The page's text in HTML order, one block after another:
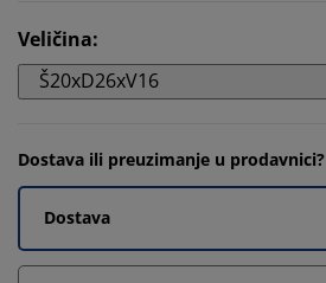
Veličina:
Š20xD26xV16
Dostava ili preuzimanje u prodavnici?
Dostava